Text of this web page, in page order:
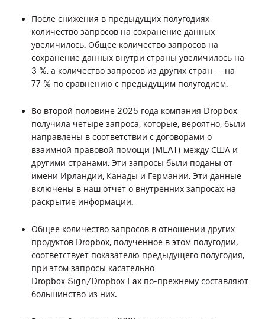
июль 2016 - дек. 2016
янв. 2016 - июнь 2016
июль 2015 - дек. 2015
янв. 2015 - июнь 2015
июль 2014 - дек. 2014
янв. 2014 - июнь 2014
янв. 2013 - дек. 2013
янв. 2012 - дек. 2012
После снижения в предыдущих полугодиях
количество запросов на сохранение данных
увеличилось. Общее количество запросов на
сохранение данных внутри страны увеличилось на
3 %, а количество запросов из других стран — на
77 % по сравнению с предыдущим полугодием.
Во второй половине 2025 года компания Dropbox
получила четыре запроса, которые, вероятно, были
направлены в соответствии с договорами о
взаимной правовой помощи (MLAT) между США и
другими странами. Эти запросы были поданы от
имени Ирландии, Канады и Германии. Эти данные
включены в наш отчет о внутренних запросах на
раскрытие информации.
Общее количество запросов в отношении других
продуктов Dropbox, полученное в этом полугодии,
соответствует показателю предыдущего полугодия,
при этом запросы касательно
Dropbox Sign/Dropbox Fax по-прежнему составляют
большинство из них.